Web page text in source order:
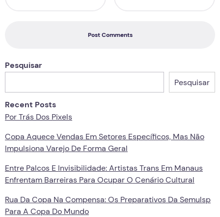
Post Comments
Pesquisar
Pesquisar
Recent Posts
Por Trás Dos Pixels
Copa Aquece Vendas Em Setores Específicos, Mas Não
Impulsiona Varejo De Forma Geral
Entre Palcos E Invisibilidade: Artistas Trans Em Manaus
Enfrentam Barreiras Para Ocupar O Cenário Cultural
Rua Da Copa Na Compensa: Os Preparativos Da Semulsp
Para A Copa Do Mundo